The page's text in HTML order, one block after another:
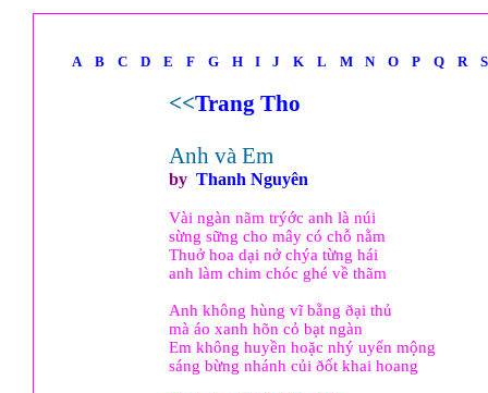
A B C D E F G H I J K L M N O P Q R S
<<Trang Tho
Anh và Em
by Thanh Nguyên
Vài ngàn nãm trýớc anh là núi
sừng sững cho mây có chỗ nằm
Thuở hoa dại nở chýa từng hái
anh làm chim chóc ghé về thãm
Anh không hùng vĩ bằng ðại thủ
mà áo xanh hõn cỏ bạt ngàn
Em không huyền hoặc nhý uyển mộng
sáng bừng nhánh củi ðốt khai hoang